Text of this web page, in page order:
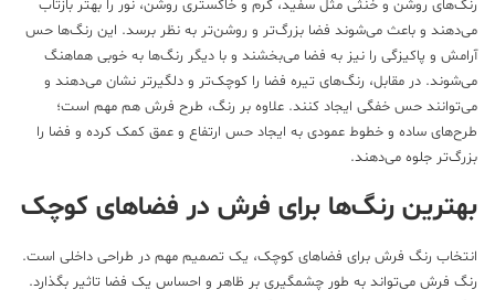
روشن و خنثی مثل سفید، کرم و خاکستری روشن، نور را بهتر بازتاب
و باعث می‌شوند فضا بزرگ‌تر و روشن‌تر به نظر برسد. این رنگ‌ها حس
و پاکیزگی را نیز به فضا می‌بخشند و با دیگر رنگ‌ها به خوبی هماهنگ
در مقابل، رنگ‌های تیره فضا را کوچک‌تر و دلگیرتر نشان می‌دهند و
حس خفگی ایجاد کنند. علاوه بر رنگ، طرح فرش هم مهم است؛
ساده و خطوط عمودی به ایجاد حس ارتفاع و عمق کمک کرده و فضا را
جلوه می‌دهند.
رنگ‌ها برای فرش در فضاهای کوچک
رنگ فرش برای فضاهای کوچک، یک تصمیم مهم در طراحی داخلی است.
فرش می‌تواند به طور چشمگیری بر ظاهر و احساس یک فضا تاثیر بگذارد.